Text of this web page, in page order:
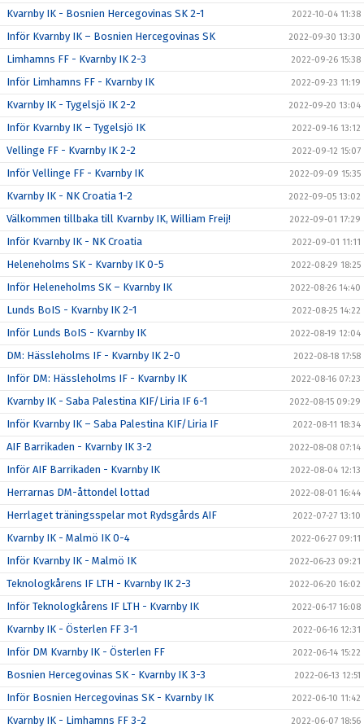
Kvarnby IK - Bosnien Hercegovinas SK 2-1 2022-10-04 11:38
Inför Kvarnby IK – Bosnien Hercegovinas SK 2022-09-30 13:30
Limhamns FF - Kvarnby IK 2-3 2022-09-26 15:38
Inför Limhamns FF - Kvarnby IK 2022-09-23 11:19
Kvarnby IK - Tygelsjö IK 2-2 2022-09-20 13:04
Inför Kvarnby IK – Tygelsjö IK 2022-09-16 13:12
Vellinge FF - Kvarnby IK 2-2 2022-09-12 15:07
Inför Vellinge FF - Kvarnby IK 2022-09-09 15:35
Kvarnby IK - NK Croatia 1-2 2022-09-05 13:02
Välkommen tillbaka till Kvarnby IK, William Freij! 2022-09-01 17:29
Inför Kvarnby IK - NK Croatia 2022-09-01 11:11
Heleneholms SK - Kvarnby IK 0-5 2022-08-29 18:25
Inför Heleneholms SK – Kvarnby IK 2022-08-26 14:40
Lunds BoIS - Kvarnby IK 2-1 2022-08-25 14:22
Inför Lunds BoIS - Kvarnby IK 2022-08-19 12:04
DM: Hässleholms IF - Kvarnby IK 2-0 2022-08-18 17:58
Inför DM: Hässleholms IF - Kvarnby IK 2022-08-16 07:23
Kvarnby IK - Saba Palestina KIF/Liria IF 6-1 2022-08-15 09:29
Inför Kvarnby IK – Saba Palestina KIF/Liria IF 2022-08-11 18:34
AIF Barrikaden - Kvarnby IK 3-2 2022-08-08 07:14
Inför AIF Barrikaden - Kvarnby IK 2022-08-04 12:13
Herrarnas DM-åttondel lottad 2022-08-01 16:44
Herrlaget träningsspelar mot Rydsgårds AIF 2022-07-27 13:10
Kvarnby IK - Malmö IK 0-4 2022-06-27 09:11
Inför Kvarnby IK - Malmö IK 2022-06-23 09:21
Teknologkårens IF LTH - Kvarnby IK 2-3 2022-06-20 16:02
Inför Teknologkårens IF LTH - Kvarnby IK 2022-06-17 16:08
Kvarnby IK - Österlen FF 3-1 2022-06-16 12:31
Inför DM Kvarnby IK - Österlen FF 2022-06-14 15:22
Bosnien Hercegovinas SK - Kvarnby IK 3-3 2022-06-13 12:51
Inför Bosnien Hercegovinas SK - Kvarnby IK 2022-06-10 11:42
Kvarnby IK - Limhamns FF 3-2 2022-06-07 18:56